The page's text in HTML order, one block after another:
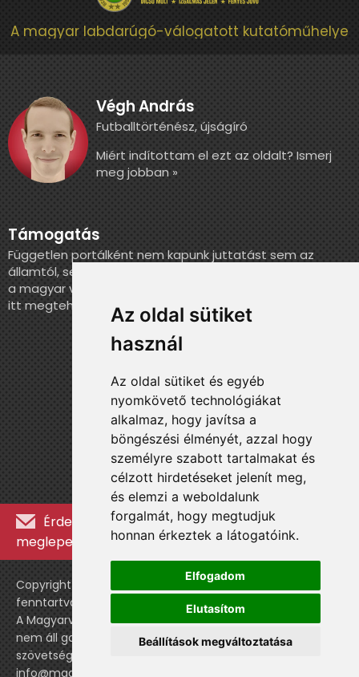
Az oldal sütiket
használ
Az oldal sütiket és egyéb
nyomkövető technológiákat
alkalmaz, hogy javítsa a
böngészési élményét, azzal hogy
személyre szabott tartalmakat és
célzott hirdetéseket jelenít meg,
és elemzi a weboldalunk
forgalmát, hogy megtudjuk
honnan érkeztek a látogatóink.
Elfogadom
Elutasítom
Beállítások megváltoztatása
A magyar labdarúgó-válogatott kutatóműhelye
Végh András
Futballtörténész, újságíró
Miért indítottam el ezt az oldalt? Ismerj
meg jobban »
Támogatás
Független portálként nem kapunk juttatást sem az
államtól, sem más szervezettől. Ha szeretnél segíteni
a magyar válogatott történelmének feldolgozásában,
itt megteheted.
Érdekességekért, kulisszatitkokért és
meglepetésekért iratkozz fel a hírlevélre »
Copyright © WebshopLady 2007-2026 Minden jog
fenntartva, kivéve a külön feltüntetett esetekben.
A Magyarvalogatott.hu egy nemhivatalos történeti oldal,
nem áll gazdasági kapcsolatban a labdarúgó
szövetséggel vagy a válogatott stábjával.
info@magyarvalogatott.hu